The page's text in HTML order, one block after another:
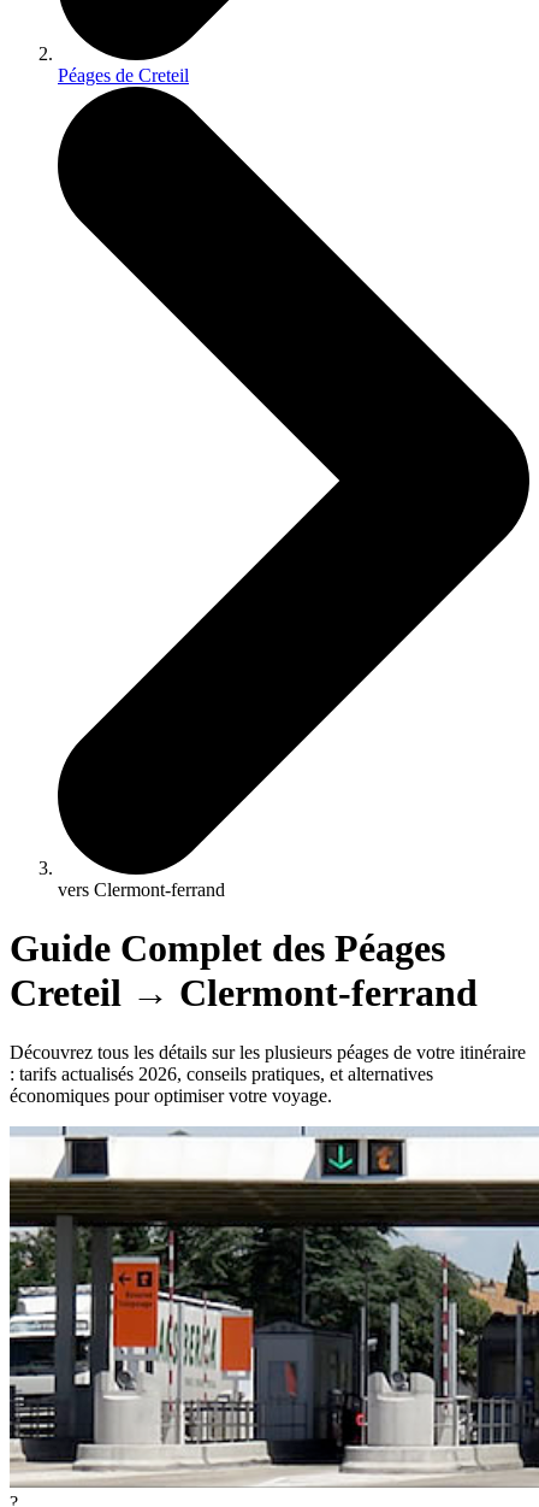
Péages de Creteil
vers Clermont-ferrand
Guide Complet des Péages
Creteil → Clermont-ferrand
Découvrez tous les détails sur les plusieurs péages de votre itinéraire
: tarifs actualisés 2026, conseils pratiques, et alternatives
économiques pour optimiser votre voyage.
?